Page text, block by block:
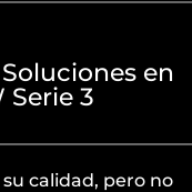
en
Serie 3
calidad, pero no